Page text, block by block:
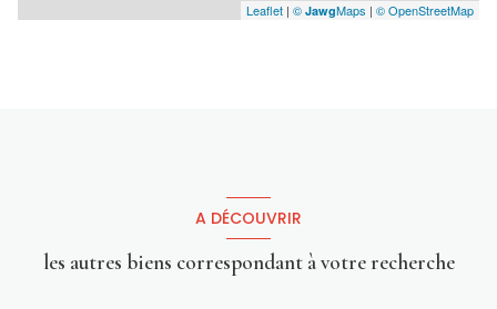
Leaflet | © JawgMaps | © OpenStreetMap
A DÉCOUVRIR
les autres biens correspondant à votre recherche